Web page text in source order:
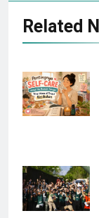
Related